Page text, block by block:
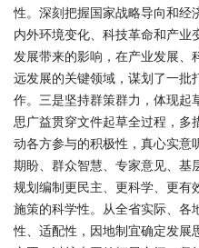
性。深刻把握国家战略导向和经
内外环境变化、科技革命和产
发展带来的影响，在产业发展、
远发展的关键领域，谋划了一批
作。三是坚持群策群力，体现起
思广益贯穿文件起草全过程，多
动各方参与的积极性，真心实意
期盼、群众智慧、专家意见、基
规划编制更民主、更科学、更有
施策的科学性。从全省实际、各
性、适配性，因地制宜确定发展